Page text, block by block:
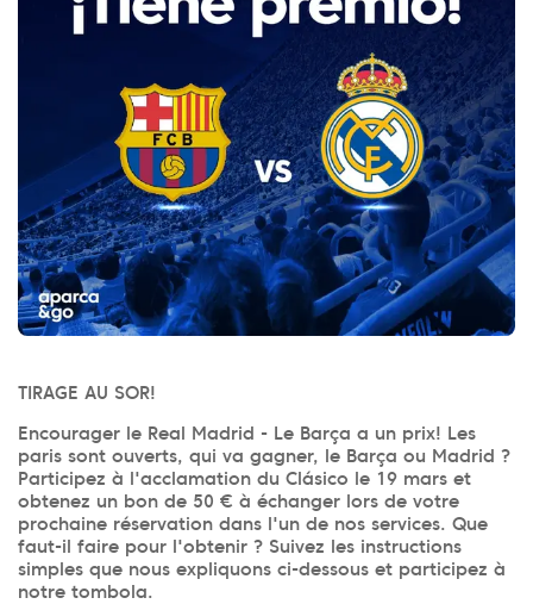
TIRAGE AU SOR!
Encourager le Real Madrid - Le Barça a un prix! Les
paris sont ouverts, qui va gagner, le Barça ou Madrid ?
Participez à l'acclamation du Clásico le 19 mars et
obtenez un bon de 50 € à échanger lors de votre
prochaine réservation dans l'un de nos services. Que
faut-il faire pour l'obtenir ? Suivez les instructions
simples que nous expliquons ci-dessous et participez à
notre tombola.